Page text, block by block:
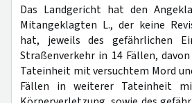
Das Landgericht hat den
Mitangeklagten L., der keine
hat, jeweils des gefährlichen
Straßenverkehr in 14 Fällen,
Tateinheit mit versuchtem Mord
Fällen in weiterer Tateinheit